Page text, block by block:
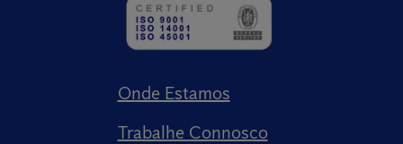
Onde Estamos
Trabalhe Connosco